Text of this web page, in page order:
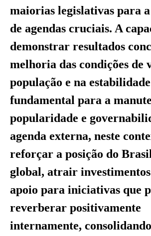
maiorias legislativas para
de agendas cruciais. A
demonstrar resultados
melhoria das condições de
população e na
fundamental para a
popularidade e
agenda externa, neste
reforçar a posição do
global, atrair
apoio para iniciativas que
reverberar positivamente
internamente,